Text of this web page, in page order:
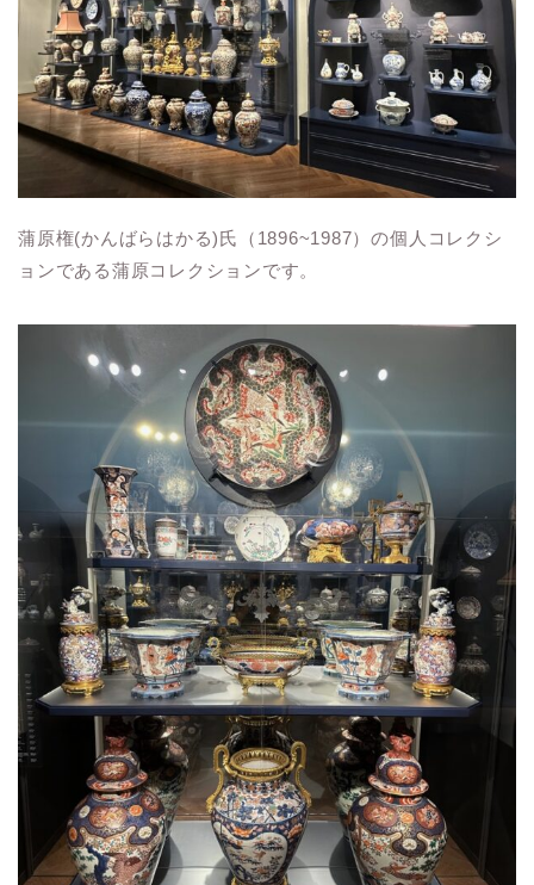
蒲原権(かんばらはかる)氏（1896~1987）の個人コレクシ
ョンである蒲原コレクションです。